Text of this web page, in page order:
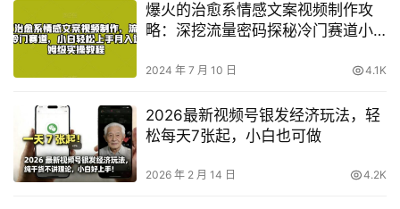
爆火的治愈系情感文案视频制作攻
略：深挖流量密码探秘冷门赛道小
2024 年 7 月 10 日 4.1K
2026最新视频号银发经济玩法，轻
松每天7张起，小白也可做
2026 年 2 月 14 日 4.2K